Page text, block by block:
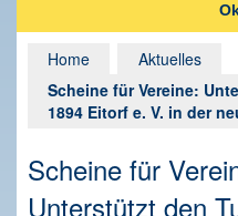
Home
Aktuelles
Scheine für Vereine:
1894 Eitorf e. V. in der
Scheine für
Unterstützt den